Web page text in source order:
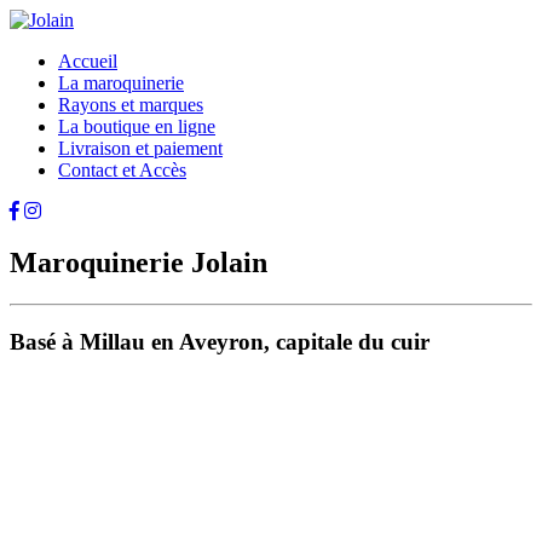
Accueil
La maroquinerie
Rayons et marques
La boutique en ligne
Livraison et paiement
Contact et Accès
Maroquinerie Jolain
Basé à Millau en Aveyron, capitale du cuir